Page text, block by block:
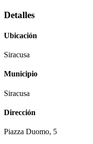
Detalles
Ubicación
Siracusa
Municipio
Siracusa
Dirección
Piazza Duomo, 5